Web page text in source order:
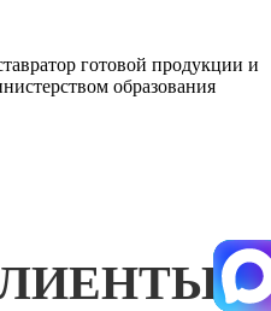
готовой продукции и
образования